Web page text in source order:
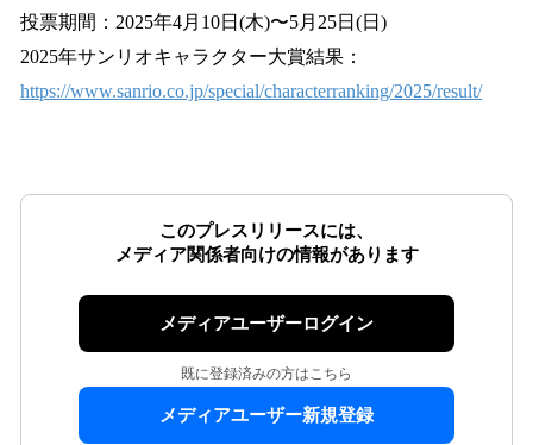
投票期間：2025年4月10日(木)〜5月25日(日)
2025年サンリオキャラクター大賞結果：
https://www.sanrio.co.jp/special/characterranking/2025/result/
このプレスリリースには、
メディア関係者向けの情報があります
メディアユーザーログイン
既に登録済みの方はこちら
メディアユーザー新規登録